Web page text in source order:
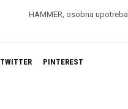
HAMMER osobna upotreba
TWITTER PINTEREST